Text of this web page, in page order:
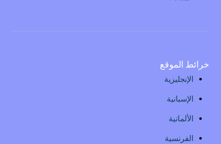
خرائط الموقع
الإنجليزية
الإسبانية
الألمانية
الفرنسية